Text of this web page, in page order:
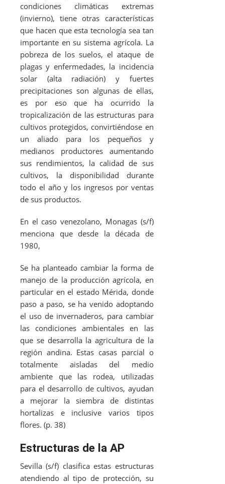
condiciones climáticas extremas
(invierno), tiene otras características
que hacen que esta tecnología sea tan
importante en su sistema agrícola. La
pobreza de los suelos, el ataque de
plagas y enfermedades, la incidencia
solar (alta radiación) y fuertes
precipitaciones son algunas de ellas,
es por eso que ha ocurrido la
tropicalización de las estructuras para
cultivos protegidos, convirtiéndose en
un aliado para los pequeños y
medianos productores aumentando
sus rendimientos, la calidad de sus
cultivos, la disponibilidad durante
todo el año y los ingresos por ventas
de sus productos.
En el caso venezolano, Monagas (s/f)
menciona que desde la década de
1980,
Se ha planteado cambiar la forma de
manejo de la producción agrícola, en
particular en el estado Mérida, donde
paso a paso, se ha venido adoptando
el uso de invernaderos, para cambiar
las condiciones ambientales en las
que se desarrolla la agricultura de la
región andina. Estas casas parcial o
totalmente aisladas del medio
ambiente que las rodea, utilizadas
para el desarrollo de cultivos, ayudan
a mejorar la siembra de distintas
hortalizas e inclusive varios tipos
flores. (p. 38)
Estructuras de la AP
Sevilla (s/f) clasifica estas estructuras
atendiendo al tipo de protección, su